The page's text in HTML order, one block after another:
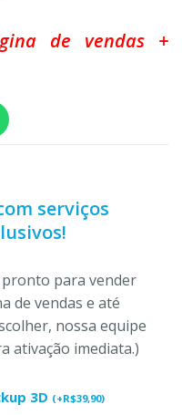
de vendas +
serviços
para vender
de vendas e até
nossa equipe
ativação imediata.)
3D (+R$39,90)